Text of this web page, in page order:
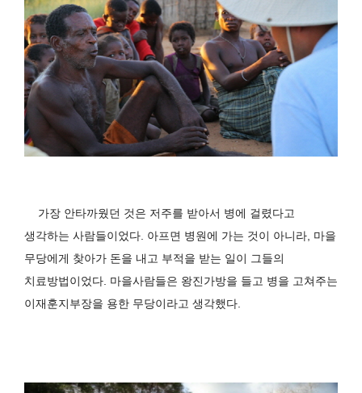
가장 안타까웠던 것은 저주를 받아서 병에 걸렸다고
생각하는 사람들이었다. 아프면 병원에 가는 것이 아니라, 마을
무당에게 찾아가 돈을 내고 부적을 받는 일이 그들의
치료방법이었다. 마을사람들은 왕진가방을 들고 병을 고쳐주는
이재훈지부장을 용한 무당이라고 생각했다.